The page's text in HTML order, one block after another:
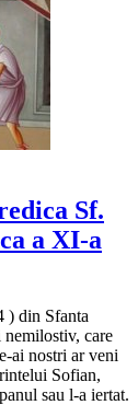
Sf.
a XI-a
) din Sfanta
care
ai nostri ar veni
Sofian,
sau l-a iertat.